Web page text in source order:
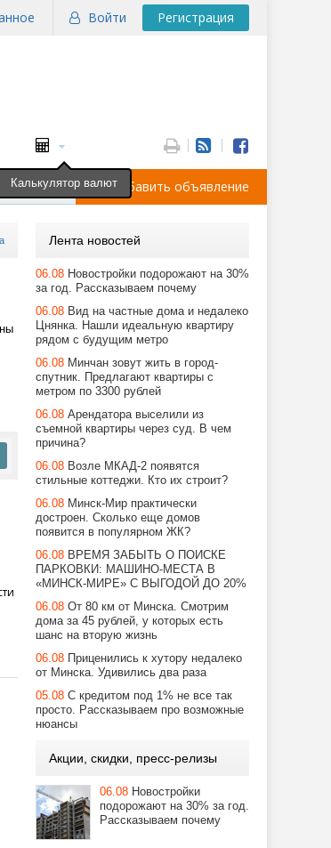
Войти Регистрация
Добавить объявление
Лента новостей
06.08 Новостройки подорожают на 30%
за год. Рассказываем почему
06.08 Вид на частные дома и недалеко
Цнянка. Нашли идеальную квартиру
рядом с будущим метро
06.08 Минчан зовут жить в город-
спутник. Предлагают квартиры с
метром по 3300 рублей
06.08 Арендатора выселили из
съемной квартиры через суд. В чем
причина?
06.08 Возле МКАД-2 появятся
стильные коттеджи. Кто их строит?
06.08 Минск-Мир практически
достроен. Сколько еще домов
появится в популярном ЖК?
06.08 ВРЕМЯ ЗАБЫТЬ О ПОИСКЕ
ПАРКОВКИ: МАШИНО-МЕСТА В
«МИНСК-МИРЕ» С ВЫГОДОЙ ДО 20%
06.08 От 80 км от Минска. Смотрим
дома за 45 рублей, у которых есть
шанс на вторую жизнь
06.08 Приценились к хутору недалеко
от Минска. Удивились два раза
05.08 С кредитом под 1% не все так
просто. Рассказываем про возможные
нюансы
Акции, скидки, пресс-релизы
06.08 Новостройки
подорожают на 30% за год.
Рассказываем почему
Калькулятор валют